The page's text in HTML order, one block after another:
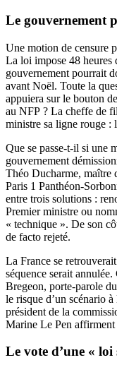
Le gouvernement
Une motion de censure
La loi impose 48 heures
gouvernement pourrait
avant Noël. Toute la
appuiera sur le bouton
au NFP ? La cheffe de
ministre sa ligne rouge :
Que se passe-t-il si une
gouvernement
Théo Ducharme, maître
Paris 1 Panthéon-
entre trois solutions :
Premier ministre ou
« technique ». De son
de facto rejeté.
La France se
séquence serait
Bregeon, porte-parole
le risque d’un scénario
président de la
Marine Le Pen affirment
Le vote d’une « loi